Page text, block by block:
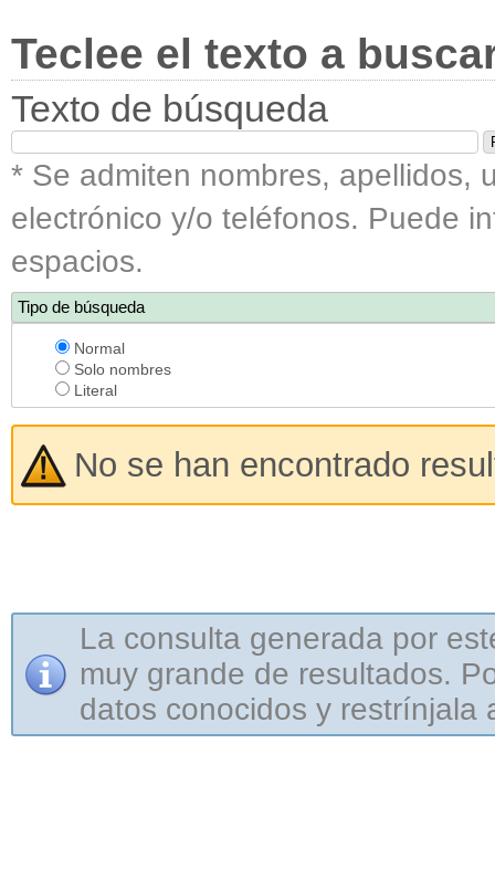
Teclee el texto a
Texto de búsqueda
* Se admiten nombres, apellidos,
electrónico y/o teléfonos. Puede
espacios.
Tipo de búsqueda
Normal
Solo nombres
Literal
No se han encontrado
La consulta generada por
muy grande de resultados.
datos conocidos y restrínjala